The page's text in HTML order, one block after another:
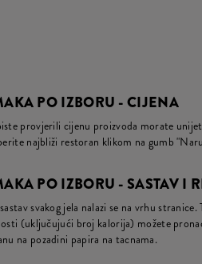
PO IZBORU - CIJENA
provjerili cijenu proizvoda morate
najbliži restoran klikom na gumb
PO IZBORU - SASTAV I
svakog jela nalazi se na vrhu
(uključujući broj kalorija) možete
na pozadini papira na tacnama.